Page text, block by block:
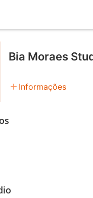
Bia Moraes
add Informações